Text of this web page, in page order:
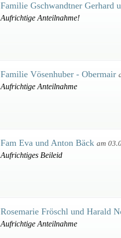
Familie Gschwandtner Gerhard
Aufrichtige Anteilnahme!
Familie Vösenhuber - Obermair
Aufrichtige Anteilnahme
Fam Eva und Anton Bäck am
Aufrichtiges Beileid
Rosemarie Fröschl und Harald
Aufrichtige Anteilnahme